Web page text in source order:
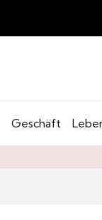
Geschäft